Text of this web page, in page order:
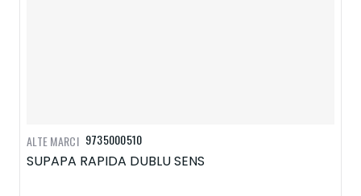
9735000510
SUPAPA RAPIDA DUBLU SENS
ALTE MARCI